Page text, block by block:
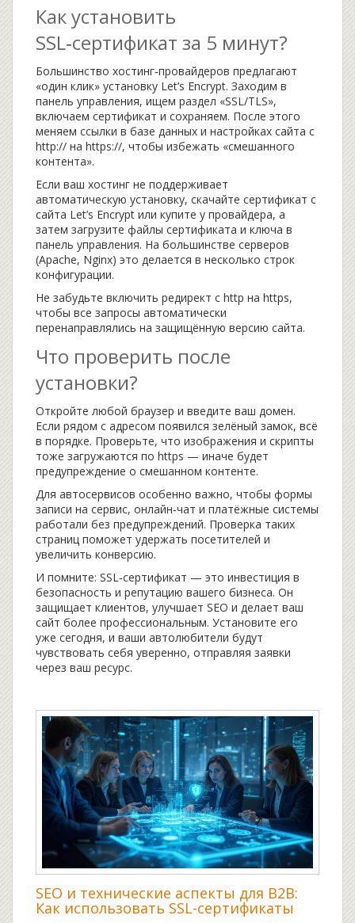
Как установить
SSL‑сертификат за 5 минут?
Большинство хостинг‑провайдеров предлагают
«один клик» установку Let’s Encrypt. Заходим в
панель управления, ищем раздел «SSL/TLS»,
включаем сертификат и сохраняем. После этого
меняем ссылки в базе данных и настройках сайта с
http:// на https://, чтобы избежать «смешанного
контента».
Если ваш хостинг не поддерживает
автоматическую установку, скачайте сертификат с
сайта Let’s Encrypt или купите у провайдера, а
затем загрузите файлы сертификата и ключа в
панель управления. На большинстве серверов
(Apache, Nginx) это делается в несколько строк
конфигурации.
Не забудьте включить редирект с http на https,
чтобы все запросы автоматически
перенаправлялись на защищённую версию сайта.
Что проверить после
установки?
Откройте любой браузер и введите ваш домен.
Если рядом с адресом появился зелёный замок, всё
в порядке. Проверьте, что изображения и скрипты
тоже загружаются по https — иначе будет
предупреждение о смешанном контенте.
Для автосервисов особенно важно, чтобы формы
записи на сервис, онлайн‑чат и платёжные системы
работали без предупреждений. Проверка таких
страниц поможет удержать посетителей и
увеличить конверсию.
И помните: SSL‑сертификат — это инвестиция в
безопасность и репутацию вашего бизнеса. Он
защищает клиентов, улучшает SEO и делает ваш
сайт более профессиональным. Установите его
уже сегодня, и ваши автолюбители будут
чувствовать себя уверенно, отправляя заявки
через ваш ресурс.
SEO и технические аспекты для B2B:
Как использовать SSL-сертификаты